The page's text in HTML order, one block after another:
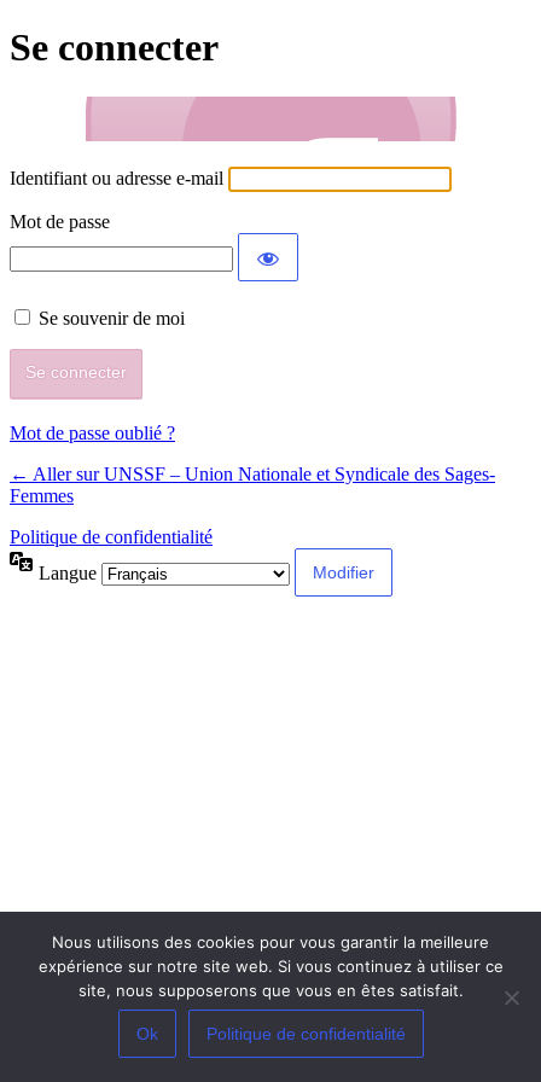
Se connecter
Identifiant ou adresse e-mail
Mot de passe
Se souvenir de moi
Mot de passe oublié ?
← Aller sur UNSSF – Union Nationale et Syndicale des Sages-
Femmes
Politique de confidentialité
Langue
Nous utilisons des cookies pour vous garantir la meilleure
expérience sur notre site web. Si vous continuez à utiliser ce
site, nous supposerons que vous en êtes satisfait.
Ok Politique de confidentialité